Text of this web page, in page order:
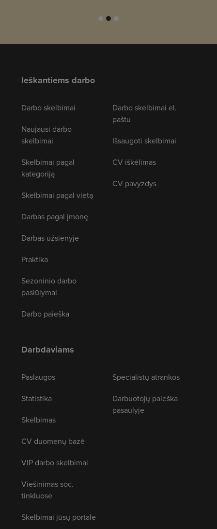
Ieškantiems darbo
Darbo skelbimai
Naujausi darbo
skelbimai
Skelbimai pagal
kategoriją
Skelbimai pagal vietą
Darbas pagal įmonę
Darbas užsienyje
Praktika
Sezoninio darbo
pasiūlymai
Darbo paieška
Darbo skelbimai el.
paštu
Išsaugoti skelbimai
CV iškėlimas
CV pavyzdys
Darbdaviams
Paslaugos
Statistika
Skelbimas
CV duomenų bazė
VIP darbo skelbimai
Viešinimas soc.
tinkluose
Skelbimai jūsų portale
Specialistų atrankos
Darbuotojų paieška
pasaulyje